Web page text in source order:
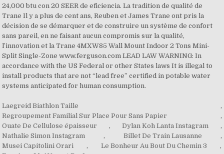
24,000 btu con 20 SEER de eficiencia. La tradition de qualité de
Trane Il y a plus de cent ans, Reuben et James Trane ont pris la
décision de se démarquer et de construire un système de confort
sans pareil, en ne faisant aucun compromis sur la qualité,
l’innovation et la Trane 4MXW85 Wall Mount Indoor 2 Tons Mini-
Split Single-Zone www.ferguson.com LEAD LAW WARNING: In
accordance with the US Federal or other States laws It is illegal to
install products that are not “lead free” certified in potable water
systems anticipated for human consumption.
Laegreid Biathlon Taille
,
Regroupement Familial Sur Place Pour Sans Papier
,
Ouate De Cellulose épaisseur
, Dylan Koh Lanta Instagram
,
Nathalie Simon Instagram
, Billet De Train Lausanne
,
Musei Capitolini Orari
, Le Bonheur Au Bout Du Chemin 3
,